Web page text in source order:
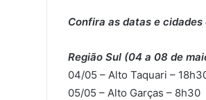
Confira as datas e
Região Sul (04 a 08 de
04/05 – Alto Taquari –
05/05 – Alto Garças – 8h30